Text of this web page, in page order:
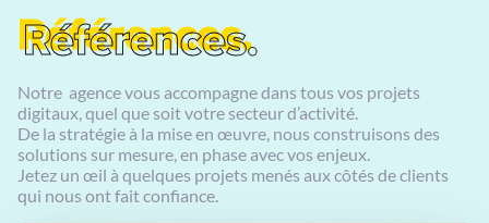
Références.
Références.
Notre agence vous accompagne dans tous vos projets
digitaux, quel que soit votre secteur d’activité.
De la stratégie à la mise en œuvre, nous construisons des
solutions sur mesure, en phase avec vos enjeux.
Jetez un œil à quelques projets menés aux côtés de clients
qui nous ont fait confiance.